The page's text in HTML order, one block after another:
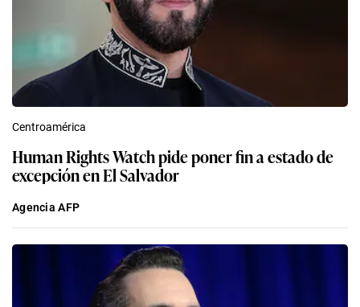
Centroamérica
Human Rights Watch pide poner fin a estado de
excepción en El Salvador
Agencia AFP